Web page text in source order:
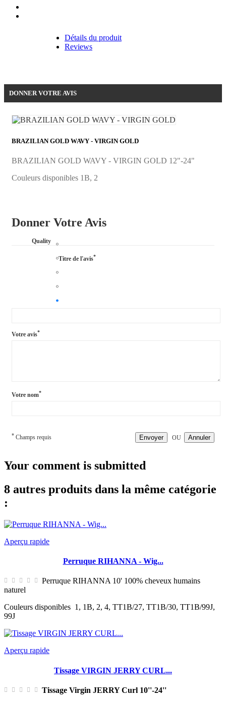
Détails du produit
Reviews
DONNER VOTRE AVIS
BRAZILIAN GOLD WAVY - VIRGIN GOLD
BRAZILIAN GOLD WAVY - VIRGIN GOLD 12"-24"
Couleurs disponibles 1B, 2
Donner Votre Avis
Quality
Titre de l'avis*
Votre avis*
Votre nom*
* Champs requis Envoyer OU Annuler
Your comment is submitted
8 autres produits dans la même catégorie
:
Aperçu rapide
Perruque RIHANNA - Wig...
Perruque RIHANNA 10' 100% cheveux humains
naturel
Couleurs disponibles 1, 1B, 2, 4, TT1B/27, TT1B/30, TT1B/99J,
99J
Aperçu rapide
Tissage VIRGIN JERRY CURL...
Tissage Virgin JERRY Curl 10''-24''